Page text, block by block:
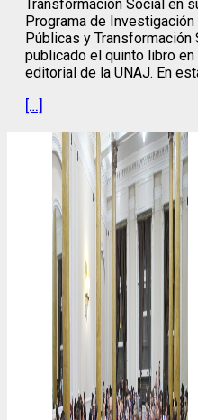
Transformación Social en
Programa de
Públicas y Transformación
publicado el quinto libro en
editorial de la UNAJ. En
[…]